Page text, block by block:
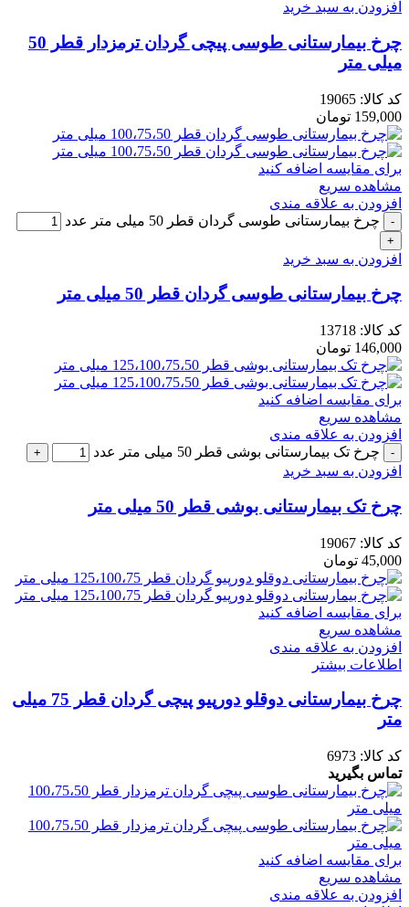
افزودن به سبد خرید
چرخ بیمارستانی طوسی پیچی گردان ترمزدار قطر 50
میلی متر
کد کالا: 19065
159,000 تومان
برای مقایسه اضافه کنید
مشاهده سریع
افزودن به علاقه مندی
چرخ بیمارستانی طوسی گردان قطر 50 میلی متر عدد
افزودن به سبد خرید
چرخ بیمارستانی طوسی گردان قطر 50 میلی متر
کد کالا: 13718
146,000 تومان
برای مقایسه اضافه کنید
مشاهده سریع
افزودن به علاقه مندی
چرخ تک بیمارستانی بوشی قطر 50 میلی متر عدد
افزودن به سبد خرید
چرخ تک بیمارستانی بوشی قطر 50 میلی متر
کد کالا: 19067
45,000 تومان
برای مقایسه اضافه کنید
مشاهده سریع
افزودن به علاقه مندی
اطلاعات بیشتر
چرخ بیمارستانی دوقلو دورپیو پیچی گردان قطر 75 میلی
متر
کد کالا: 6973
تماس بگیرید
برای مقایسه اضافه کنید
مشاهده سریع
افزودن به علاقه مندی